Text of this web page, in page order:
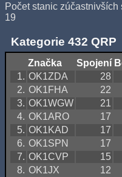
Počet stanic zúčastnivších
19
Kategorie 432 QRP
Značka Spojení
1. OK1ZDA 28
2. OK1FHA 22
3. OK1WGW 21
4. OK1ARO 17
5. OK1KAD 17
6. OK1SPN 17
7. OK1CVP 15
8. OK1JX 12